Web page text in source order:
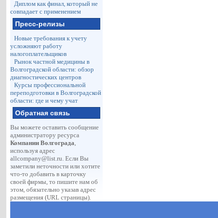
Диплом как финал, который не
совпадает с применением
Пресс-релизы
Новые требования к учету
усложняют работу
налогоплательщиков
Рынок частной медицины в
Волгоградской области: обзор
диагностических центров
Курсы профессиональной
переподготовки в Волгоградской
области: где и чему учат
Обратная связь
Вы можете оставить сообщение
администратору ресурса
Компании Волгограда,
используя адрес
allcompany@list.ru. Если Вы
заметили неточности или хотите
что-то добавить в карточку
своей фирмы, то пишите нам об
этом, обязательно указав адрес
размещения (URL страницы).